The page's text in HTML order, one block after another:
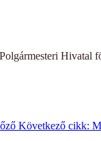
Hivatal
Következő cikk: